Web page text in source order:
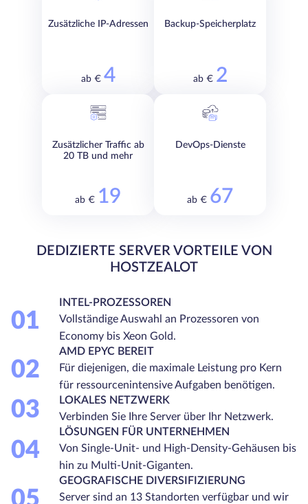
Zusätzliche IP-Adressen
ab € 4
Backup-Speicherplatz
ab € 2
Zusätzlicher Traffic ab
20 TB und mehr
ab € 19
DevOps-Dienste
ab € 67
DEDIZIERTE SERVER VORTEILE VON
HOSTZEALOT
01
INTEL-PROZESSOREN
Vollständige Auswahl an Prozessoren von
Economy bis Xeon Gold.
02
AMD EPYC BEREIT
Für diejenigen, die maximale Leistung pro Kern
für ressourcenintensive Aufgaben benötigen.
03
LOKALES NETZWERK
Verbinden Sie Ihre Server über Ihr Netzwerk.
04
LÖSUNGEN FÜR UNTERNEHMEN
Von Single-Unit- und High-Density-Gehäusen bis
hin zu Multi-Unit-Giganten.
05
GEOGRAFISCHE DIVERSIFIZIERUNG
Server sind an 13 Standorten verfügbar und wir